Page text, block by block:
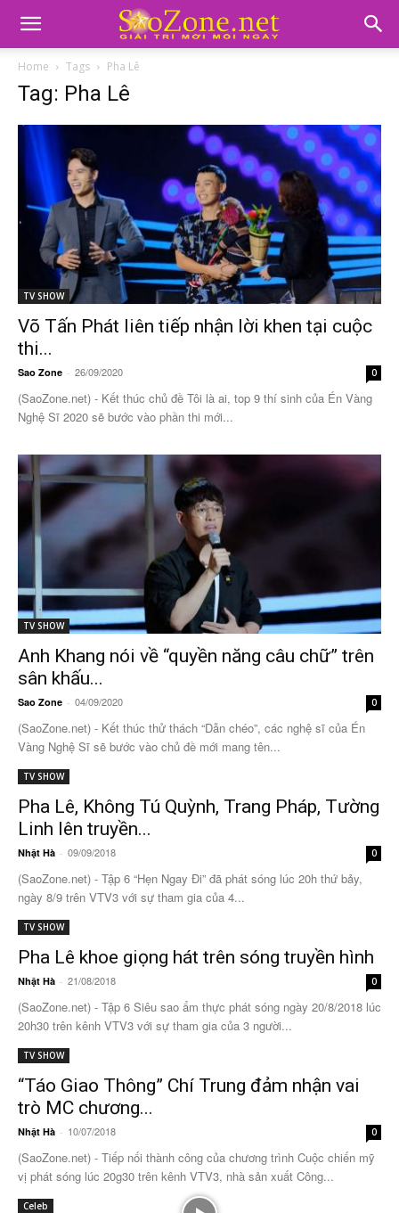
Home Tags Pha Lê
Tag: Pha Lê
TV SHOW
Võ Tấn Phát liên tiếp nhận lời khen tại cuộc
thi...
Sao Zone - 26/09/2020 0
(SaoZone.net) - Kết thúc chủ đề Tôi là ai, top 9 thí sinh của Én Vàng
Nghệ Sĩ 2020 sẽ bước vào phần thi mới...
TV SHOW
Anh Khang nói về “quyền năng câu chữ” trên
sân khấu...
Sao Zone - 04/09/2020 0
(SaoZone.net) - Kết thúc thử thách “Dẫn chéo”, các nghệ sĩ của Én
Vàng Nghệ Sĩ sẽ bước vào chủ đề mới mang tên...
TV SHOW
Pha Lê, Không Tú Quỳnh, Trang Pháp, Tường
Linh lên truyền...
Nhật Hà - 09/09/2018 0
(SaoZone.net) - Tập 6 “Hẹn Ngay Đi” đã phát sóng lúc 20h thứ bảy,
ngày 8/9 trên VTV3 với sự tham gia của 4...
TV SHOW
Pha Lê khoe giọng hát trên sóng truyền hình
Nhật Hà - 21/08/2018 0
(SaoZone.net) - Tập 6 Siêu sao ẩm thực phát sóng ngày 20/8/2018 lúc
20h30 trên kênh VTV3 với sự tham gia của 3 người...
TV SHOW
“Táo Giao Thông” Chí Trung đảm nhận vai
trò MC chương...
Nhật Hà - 10/07/2018 0
(SaoZone.net) - Tiếp nối thành công của chương trình Cuộc chiến mỹ
vị phát sóng lúc 20g30 trên kênh VTV3, nhà sản xuất Công...
Celeb